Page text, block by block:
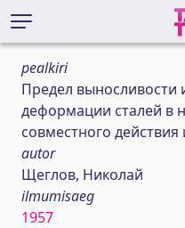
pealkiri
Предел выносливости
деформации сталей в
совместного
autor
Щеглов, Николай
ilmumisaeg
1957